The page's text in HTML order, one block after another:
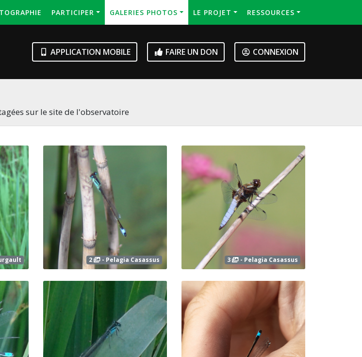
PARTICIPER GALERIES PHOTOS LE PROJET RESSOURCES
APPLICATION MOBILE FAIRE UN DON CONNEXION
sur le site de l'observatoire
2 - Pelagia Casassus 3 - Pelagia Casassus